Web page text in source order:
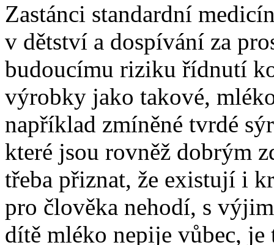
Zastánci standardní
v dětství a dospívání za
budoucímu riziku řídnutí
výrobky jako takové,
například zmíněné tvrdé
které jsou rovněž dobrým
třeba přiznat, že existují i
pro člověka nehodí, s
dítě mléko nepije vůbec, je